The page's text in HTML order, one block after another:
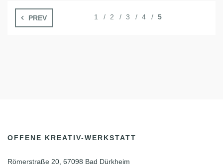
PREV 1 2 3 4 5
OFFENE KREATIV-WERKSTATT
Römerstraße 20, 67098 Bad Dürkheim